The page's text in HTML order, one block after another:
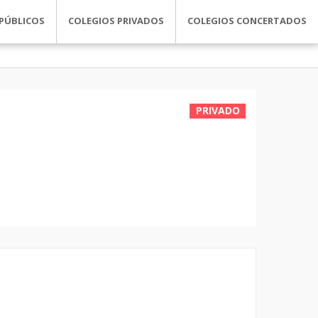
COLEGIOS PRIVADOS COLEGIOS CONCERTADOS
PRIVADO